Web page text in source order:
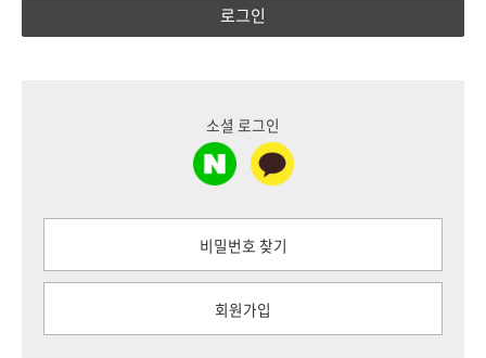
로그인
소셜 로그인
비밀번호 찾기
회원가입